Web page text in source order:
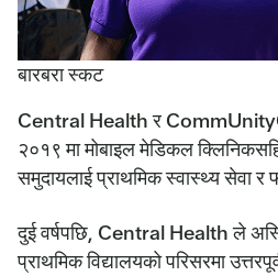
बारबरा स्कट
Central Health र
२०१९ मा मोबाइल मेडिकल
समुदायलाई प्राथमिक स्वास्थ्य सेवा र
दुई वर्षपछि, Central Health ले
प्राथमिक विद्यालयको परिसरमा